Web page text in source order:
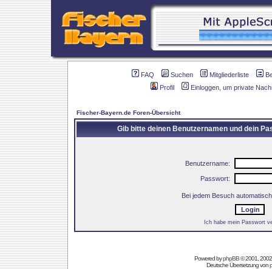
FAQ Suchen Mitgliederliste
Profil
Einloggen, um private
Fischer-Bayern.de Foren-Übersicht
Gib bitte deinen Benutzernamen und dein
Benutzername:
Passwort:
Bei jedem Besuch
Ich habe mein Passwort
Powered byphpBB© 2001,
Deutsche Übersetzung von